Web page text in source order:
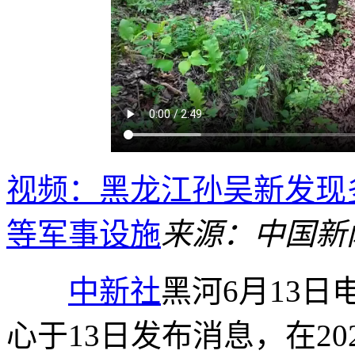
视频：黑龙江孙吴新发
等军事设施来源：中国新
中新社黑河6月13日
心于13日发布消息，在